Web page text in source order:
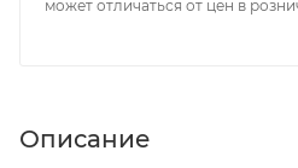
может отличаться от цен в
Описание